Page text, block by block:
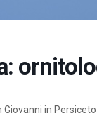
in Persiceto